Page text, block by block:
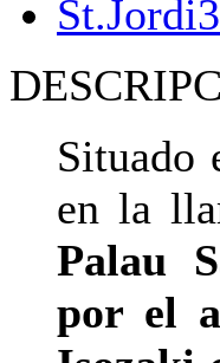
Situado
en la
Palau
por el